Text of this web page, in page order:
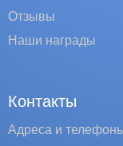
Отзывы
Наши награды
Контакты
Адреса и